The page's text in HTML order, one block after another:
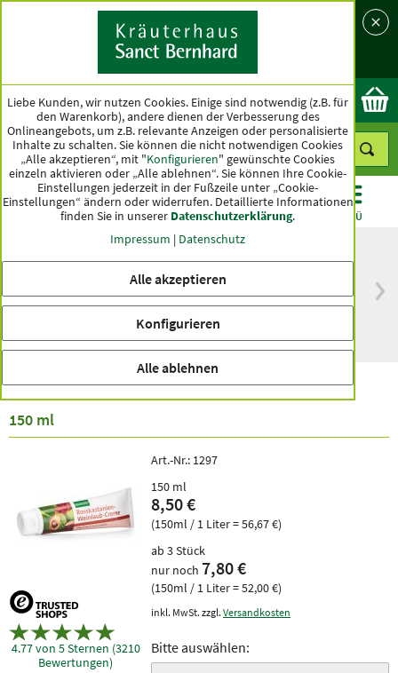
Land
Ok
KATEGORIEN ANGEBOTE TOPSELLER MENÜ
versandkostenfrei
innerhalb Deutschlands
Spitzenqualität seit
Rosskastanien-Weinlaub-Creme
150 ml
4.77 von 5 Sternen (3210
Bewertungen)
Art.-Nr.: 1297
150 ml
8,50 €
(150ml / 1 Liter = 56,67 €)
ab 3 Stück
nur noch 7,80 €
(150ml / 1 Liter = 52,00 €)
inkl. MwSt. zzgl. Versandkosten
Bitte auswählen:
Liebe Kunden, wir nutzen Cookies. Einige sind notwendig (z.B. für
den Warenkorb), andere dienen der Verbesserung des
Onlineangebots, um z.B. relevante Anzeigen oder personalisierte
Inhalte zu schalten. Sie können die nicht notwendigen Cookies
„Alle akzeptieren“, mit "Konfigurieren" gewünschte Cookies
einzeln aktivieren oder „Alle ablehnen“. Sie können Ihre Cookie-
Einstellungen jederzeit in der Fußzeile unter „Cookie-
Einstellungen“ ändern oder widerrufen. Detaillierte Informationen
finden Sie in unserer Datenschutzerklärung.
Impressum | Datenschutz
Alle akzeptieren
Konfigurieren
Alle ablehnen